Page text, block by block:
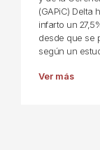
(GAPiC) Delta
infarto un
desde que se
según un
Ver más